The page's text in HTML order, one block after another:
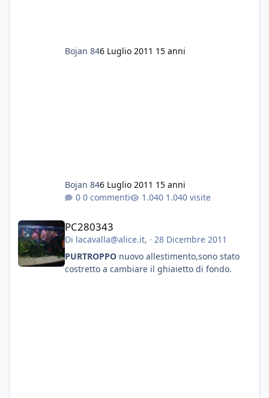
perche oltre ad essere infestanti, le lumache
Bojan 846 Luglio 2011 15 anni
Bojan 846 Luglio 2011 15 anni
0 commenti
1.040 visite
PC280343
Di lacavalla@alice.it, · 28 Dicembre 2011
PURTROPPOnuovo allestimento,sono stato
costretto a cambiare il ghiaietto di fondo.